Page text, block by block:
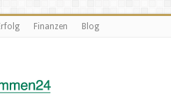
Finanzen Blog